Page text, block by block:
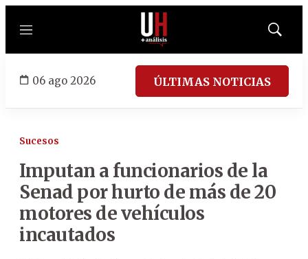
Menú
Mostrar
06 ago 2026 ÚLTIMAS NOTICIAS
Sucesos
Imputan a funcionarios de la
Senad por hurto de más de 20
motores de vehículos
incautados